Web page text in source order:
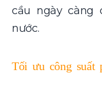
cầu ngày càng
nước.
Tối ưu công suất